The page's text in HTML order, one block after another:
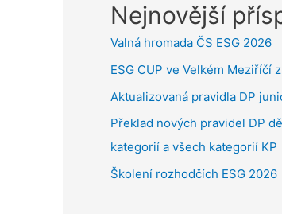
Nejnovější
Valná hromada ČS ESG 2026
ESG CUP ve Velkém Meziříčí
Aktualizovaná pravidla DP
Překlad nových pravidel DP
kategorií a všech kategorií KP
Školení rozhodčích ESG 2026